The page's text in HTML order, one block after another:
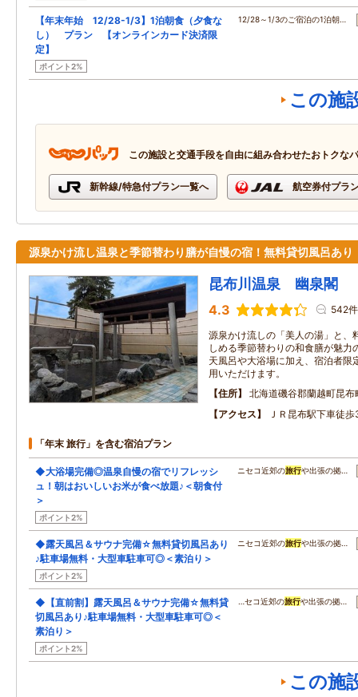
【年末年始 12/28-1/3】1泊朝食（夕食な
し） プラン 【オンラインカード決済限
定】
ポイント2%
12/28～1/3のご宿泊の1泊朝…
この施
この施設と交通手段を自由に組み合わせたおトクな
新幹線/特急付プラン一覧へ 航空券付プラ
源泉かけ流し温泉と季節替わり膳が自慢の宿！無料貸切風呂あり
昆布川温泉 幽泉閣
4.3 542件
源泉かけ流しの「美人の湯」と、
しめる季節替わりの和食膳が魅力
天風呂や大浴場に加え、宿泊者限
用いただけます。
住所
北海道磯谷郡蘭越町昆布
アクセス
ＪＲ昆布駅下車徒
「年末 旅行」を含む宿泊プラン
◆大浴場完備◎温泉自慢の宿でリフレッシ
ュ！朝はおいしいお米が食べ放題♪＜朝食付
＞
ポイント2%
ニセコ近郊の旅行や出張の拠…
◆露天風呂＆サウナ完備☆無料貸切風呂あり
♪駐車場無料・大型車駐車可◎＜素泊り＞
ポイント2%
ニセコ近郊の旅行や出張の拠…
◆【直前割】露天風呂＆サウナ完備☆無料貸
切風呂あり♪駐車場無料・大型車駐車可◎＜
素泊り＞
ポイント2%
…セコ近郊の旅行や出張の拠…
この施